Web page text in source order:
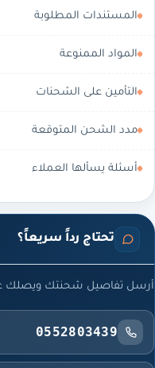
المستندات المطلوبة
المواد الممنوعة
التأمين على الشحنات
مدد الشحن المتوقعة
أسئلة يسألها العملاء
تحتاج رداً سريعاً؟
أرسل تفاصيل شحنتك ويصلك
0552803439